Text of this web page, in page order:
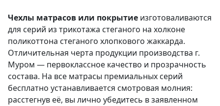
Чехлы матрасов или покрытие изготоваливаются
для серий из трикотажа стеганого на холконе
поликоттона стеганого хлопкового жаккарда.
Отличительная черта продукции производства г.
Муром — первоклассное качество и прозрачность
состава. На все матрасы премиальных серий
бесплатно устанавливается смотровая молния:
расстегнув её, вы лично убедитесь в заявленном